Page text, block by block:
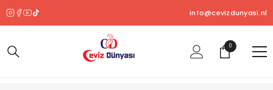
info@cevizdunyasi.nl
00
product